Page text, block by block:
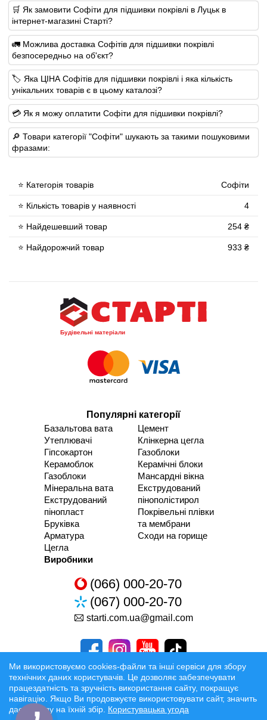
🛒 Як замовити Софіти для підшивки покрівлі в Луцьк в
інтернет-магазині Старті?
🚛 Можлива доставка Софітів для підшивки покрівлі
безпосередньо на об'єкт?
🏷 Яка ЦІНА Софітів для підшивки покрівлі і яка кількість
унікальних товарів є в цьому каталозі?
💳 Як я можу оплатити Софіти для підшивки покрівлі?
🔎 Товари категорії "Софіти" шукають за такими пошуковими
фразами:
⭐ Категорія товарів Софіти
⭐ Кількість товарів у наявності 4
⭐ Найдешевший товар 254 ₴
⭐ Найдорожчий товар 933 ₴
Будівельні матеріали
Популярні категорії
Базальтова вата
Утеплювачі
Гіпсокартон
Керамоблок
Газоблоки
Мінеральна вата
Екструдований
пінопласт
Бруківка
Арматура
Цегла
Цемент
Клінкерна цегла
Газоблоки
Керамічні блоки
Мансардні вікна
Екструдований
пінополістирол
Покрівельні плівки
та мембрани
Сходи на горище
Виробники
(066) 000-20-70
(067) 000-20-70
starti.com.ua@gmail.com
Розробка та Розкрутка сайтів
Ми використовуємо cookies-файли та інші сервіси для збору
технічних даних користувачів. Це дозволяє забезпечувати
працездатність та зручність використання сайту, покращує
навігацію. Якщо Ви продовжуєте використовувати сайт, значить
даєте згоду на їхній збір. Користувацька угода